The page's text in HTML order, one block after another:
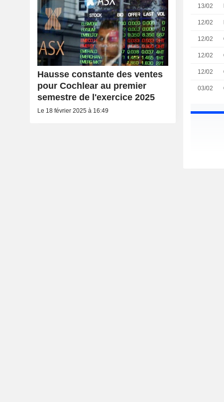
13/02
12/02
12/02
12/02
12/02
03/02
Hausse constante des ventes
pour Cochlear au premier
semestre de l'exercice 2025
Le 18 février 2025 à 16:49